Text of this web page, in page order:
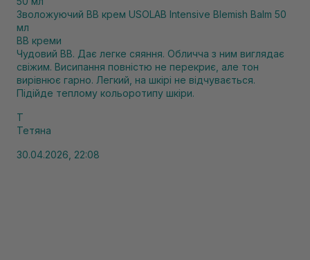
Зволожуючий ВВ крем USOLAB Intensive Blemish Balm 50
мл
BB креми
Чудовий ВВ. Дає легке сяяння. Обличча з ним виглядає
свіжим. Висипання повністю не перекриє, але тон
вирівнює гарно. Легкий, на шкірі не відчувається.
Підійде теплому кольоротипу шкіри.
Т
Тетяна
30.04.2026, 22:08